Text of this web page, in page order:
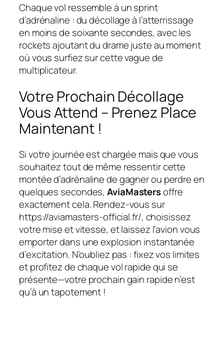
Chaque vol ressemble à un sprint
d’adrénaline : du décollage à l’atterrissage
en moins de soixante secondes, avec les
rockets ajoutant du drame juste au moment
où vous surfiez sur cette vague de
multiplicateur.
Votre Prochain Décollage
Vous Attend – Prenez Place
Maintenant !
Si votre journée est chargée mais que vous
souhaitez tout de même ressentir cette
montée d’adrénaline de gagner ou perdre en
quelques secondes,AviaMastersoffre
exactement cela. Rendez-vous sur
https://aviamasters-official.fr/, choisissez
votre mise et vitesse, et laissez l’avion vous
emporter dans une explosion instantanée
d’excitation. N’oubliez pas : fixez vos limites
et profitez de chaque vol rapide qui se
présente—votre prochain gain rapide n’est
qu’à un tapotement !